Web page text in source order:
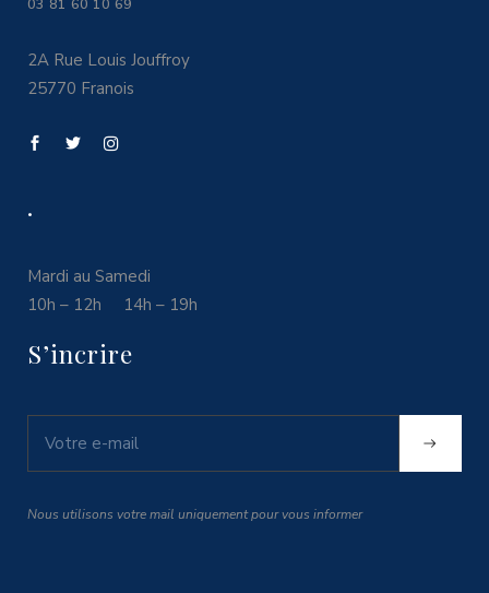
03 81 60 10 69
2A Rue Louis Jouffroy
25770 Franois
.
Mardi au Samedi
10h – 12h 14h – 19h
S’incrire
Nous utilisons votre mail uniquement pour vous informer